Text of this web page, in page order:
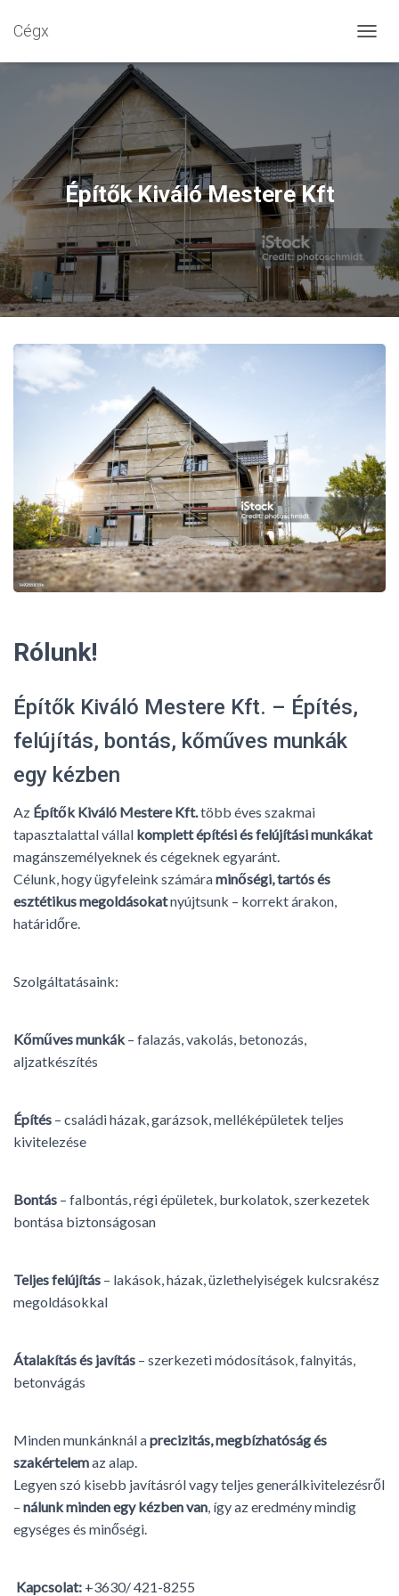
Cégx
A
-
K
K
A
A
Építők Kiváló Mestere Kft
Rólunk!
Építők Kiváló Mestere Kft. – Építés,
felújítás, bontás, kőműves munkák
egy kézben
Az Építők Kiváló Mestere Kft.több éves szakmai
tapasztalattal vállal komplett építési és felújítási munkákat
magánszemélyeknek és cégeknek egyaránt.
Célunk, hogy ügyfeleink számáraminőségi, tartós és
esztétikus megoldásokatnyújtsunk – korrekt árakon,
határidőre.
Szolgáltatásaink:
Kőműves munkák– falazás, vakolás, betonozás,
aljzatkészítés
Építés – családi házak, garázsok, melléképületek teljes
kivitelezése
Bontás – falbontás, régi épületek, burkolatok, szerkezetek
bontása biztonságosan
Teljes felújítás – lakások, házak, üzlethelyiségek kulcsrakész
megoldásokkal
Átalakítás és javítás – szerkezeti módosítások, falnyitás,
betonvágás
Minden munkánknál aprecizitás, megbízhatóság és
szakértelemaz alap.
Legyen szó kisebb javításról vagy teljes generálkivitelezésről
– nálunk minden egy kézben van , így az eredmény mindig
egységes és minőségi.
Kapcsolat: +3630/ 421-8255